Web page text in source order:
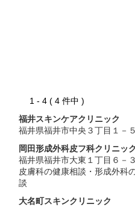
1 - 4 ( 4 件中 )
福井スキンケアクリニック
福井県福井市中央３丁目１－
岡田形成外科皮フ科クリニッ
福井県福井市大東１丁目６－
皮膚科の健康相談・形成外科
談
大名町スキンクリニック